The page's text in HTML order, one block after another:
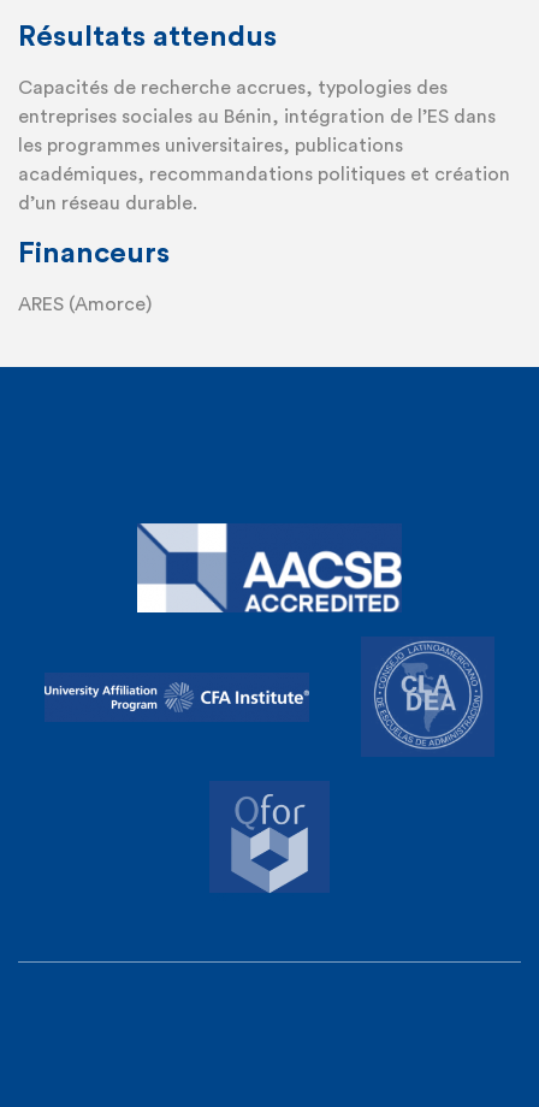
Résultats attendus
Capacités de recherche accrues, typologies des
entreprises sociales au Bénin, intégration de l’ES dans
les programmes universitaires, publications
académiques, recommandations politiques et création
d’un réseau durable.
Financeurs
ARES (Amorce)